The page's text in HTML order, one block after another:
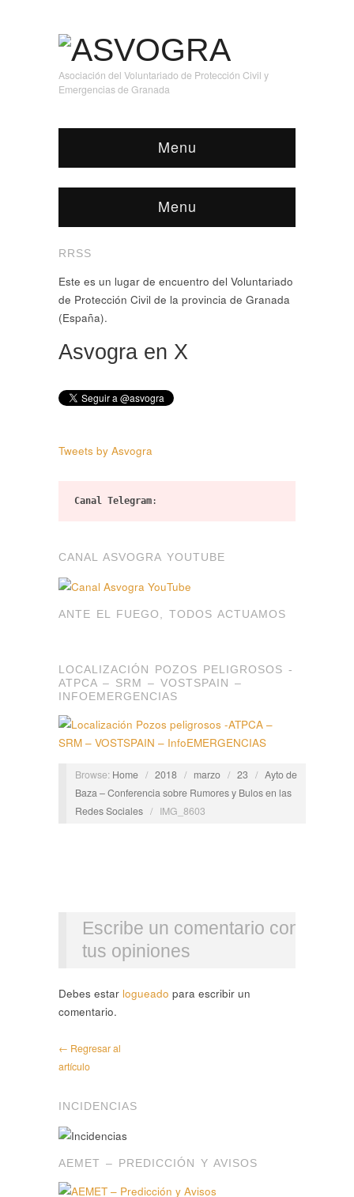
Asociación del Voluntariado de Protección Civil y
Emergencias de Granada
Menu
Menu
RRSS
Este es un lugar de encuentro del Voluntariado
de Protección Civil de la provincia de Granada
(España).
Asvogra en X
Tweets by Asvogra
Canal Telegram:
CANAL ASVOGRA YOUTUBE
ANTE EL FUEGO, TODOS ACTUAMOS
LOCALIZACIÓN POZOS PELIGROSOS -
ATPCA – SRM – VOSTSPAIN –
INFOEMERGENCIAS
Browse: Home / 2018 / marzo / 23 / Ayto de
Baza – Conferencia sobre Rumores y Bulos en las
Redes Sociales / IMG_8603
Escribe un comentario con
tus opiniones
Debes estar logueado para escribir un
comentario.
← Regresar al
artículo
INCIDENCIAS
AEMET – PREDICCIÓN Y AVISOS